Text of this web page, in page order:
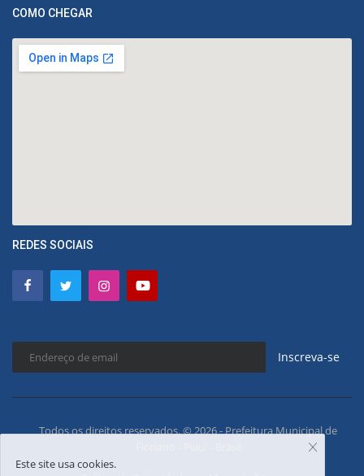
COMO CHEGAR
REDES SOCIAIS
Inscreva-se
Todos os direitos reservados. © 2026 - Prefeitura Municipal de
Este site usa cookies.